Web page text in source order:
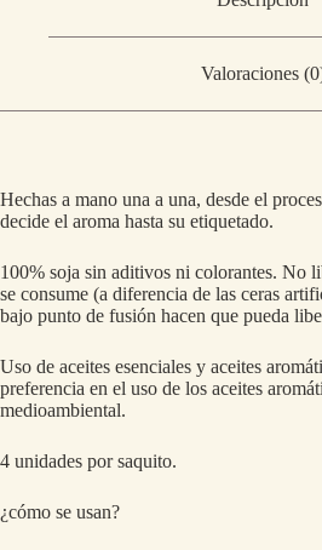
Valoraciones
Hechas a mano una a una, desde el
decide el aroma hasta su etiquetado.
100% soja sin aditivos ni colorantes. No
se consume (a diferencia de las ceras
bajo punto de fusión hacen que pueda
Uso de aceites esenciales y aceites
preferencia en el uso de los aceites
medioambiental.
4 unidades por saquito.
¿cómo se usan?